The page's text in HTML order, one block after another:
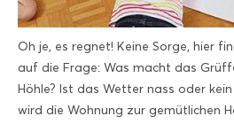
Oh je, es regnet! Keine Sorge, hier
auf die Frage: Was macht das
Höhle? Ist das Wetter nass oder
wird die Wohnung zur gemütlichen